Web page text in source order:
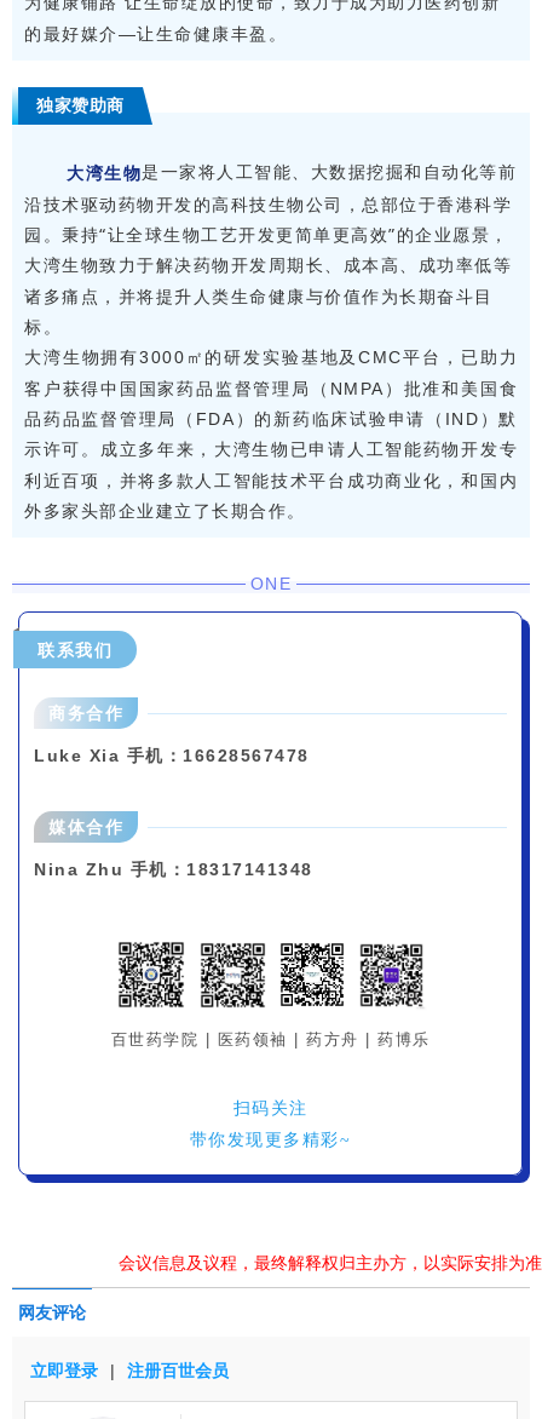
的最好媒介—让生命健康丰盈。
独家赞助商
大湾生物是一家将人工智能、大数据挖掘和自动化等前
沿技术驱动药物开发的高科技生物公司，总部位于香港科学
园。秉持“让全球生物工艺开发更简单更高效”的企业愿景，
大湾生物致力于解决药物开发周期长、成本高、成功率低等
诸多痛点，并将提升人类生命健康与价值作为长期奋斗目
标。
大湾生物拥有3000㎡的研发实验基地及CMC平台，已助力
客户获得中国国家药品监督管理局（NMPA）批准和美国食
品药品监督管理局（FDA）的新药临床试验申请（IND）默
示许可。成立多年来，大湾生物已申请人工智能药物开发专
利近百项，并将多款人工智能技术平台成功商业化，和国内
外多家头部企业建立了长期合作。
ONE
联系我们
商务合作
Luke Xia 手机：16628567478
媒体合作
Nina Zhu 手机： 18317141348
百世药学院 | 医药领袖 | 药方舟 | 药博乐
扫码关注
带你发现更多精彩~
会议信息及议程，最终解释权归主办方，以实际安排为准
网友评论
立即登录 | 注册百世会员